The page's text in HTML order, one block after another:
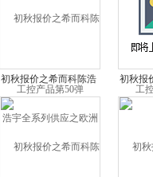
初秋报价之希而科陈浩
宇全系列供应之欧洲工
控产品第45弹
初秋报
宇全系